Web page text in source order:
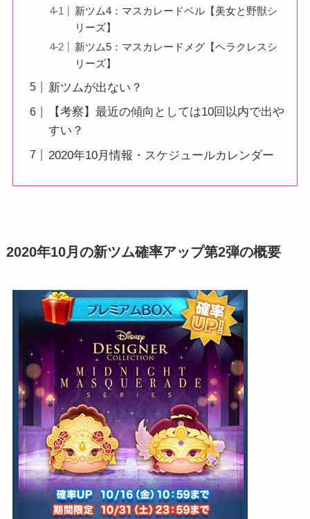
新ツム4：マスカレードベル【美女と野獣シ
リーズ】
新ツム5：マスカレードメグ【ヘラクレスシ
リーズ】
新ツムが出ない？
【考察】最近の傾向としては10回以内で出や
すい？
2020年10月情報・スケジュールカレンダー
2020年10月の新ツム確率アップ第2弾の概要